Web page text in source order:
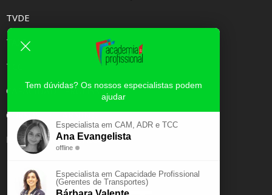
TVDE
TAXI
TCC
CAPACIDADE PROFISSIONAL
CURSOS E-LEARNING
EXAME PSICOTÉCNICO
Tem dúvidas? Os nossos especialistas podem
ajudar
Especialista em CAM, ADR e TCC
Ana Evangelista
offline
Especialista em Capacidade Profissional
(Gerentes de Transportes)